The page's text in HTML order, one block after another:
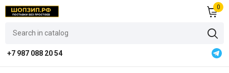
0
+7 987 088 20 54